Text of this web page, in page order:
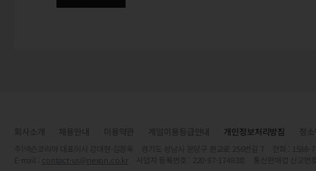
개인정보처리방침
contact-us@nexon.co.kr